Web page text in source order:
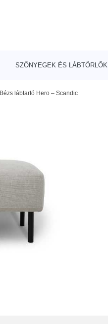
SZŐNYEGEK ÉS LÁBTÖRLŐK
Bézs lábtartó Hero – Scandic